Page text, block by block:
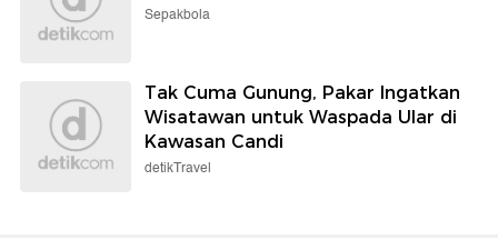
Sepakbola
Tak Cuma Gunung, Pakar Ingatkan
Wisatawan untuk Waspada Ular di
Kawasan Candi
detikTravel